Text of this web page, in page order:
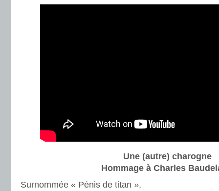
Une (autre) charogne
Hommage à Charles
Surnommée « Pénis de titan »,